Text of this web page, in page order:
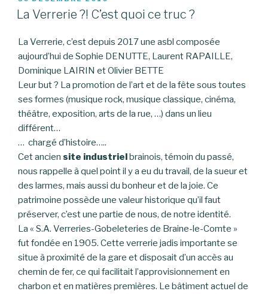
LE
La Verrerie ?! C’est quoi ce truc ?
La Verrerie, c’est depuis 2017 une asbl composée
aujourd’hui de Sophie DENUTTE, Laurent RAPAILLE,
Dominique LAIRIN et Olivier BETTE
Leur but ? La promotion de l’art et de la fête sous toutes
ses formes (musique rock, musique classique, cinéma,
théâtre, exposition, arts de la rue, …) dans un lieu
différent…
… chargé d’histoire…..
Cet ancien site industrielbrainois, témoin du passé,
nous rappelle à quel point il y a eu du travail, de la sueur et
des larmes, mais aussi du bonheur et de la joie. Ce
patrimoine possède une valeur historique qu’il faut
préserver, c’est une partie de nous, de notre identité.
La « S.A. Verreries-Gobeleteries de Braine-le-Comte »
fut fondée en 1905. Cette verrerie jadis importante se
situe à proximité de la gare et disposait d’un accès au
chemin de fer, ce qui facilitait l’approvisionnement en
charbon et en matières premières. Le bâtiment actuel de